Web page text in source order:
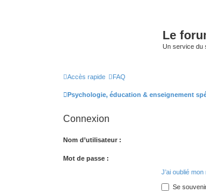
Le
Un service du
Accès rapide FAQ
Psychologie, éducation & enseignement
Connexion
Nom d’utilisateur :
Mot de passe :
J’ai oublié
Se